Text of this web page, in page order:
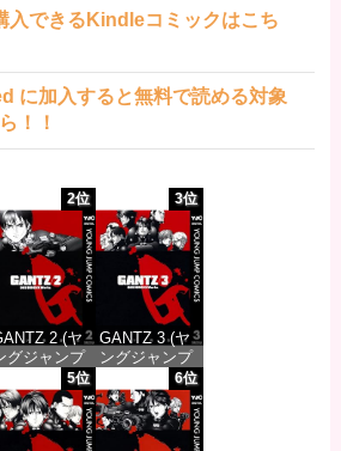
入できるKindleコミックはこち
に加入すると無料で読める対象
！！
2位
2 (ヤ
グジャンプ
コミックス
価格：¥100
3位
GANTZ 3 (ヤ
ングジャンプ
コミックス
DIGITAL)
価格：¥100
5位 6位